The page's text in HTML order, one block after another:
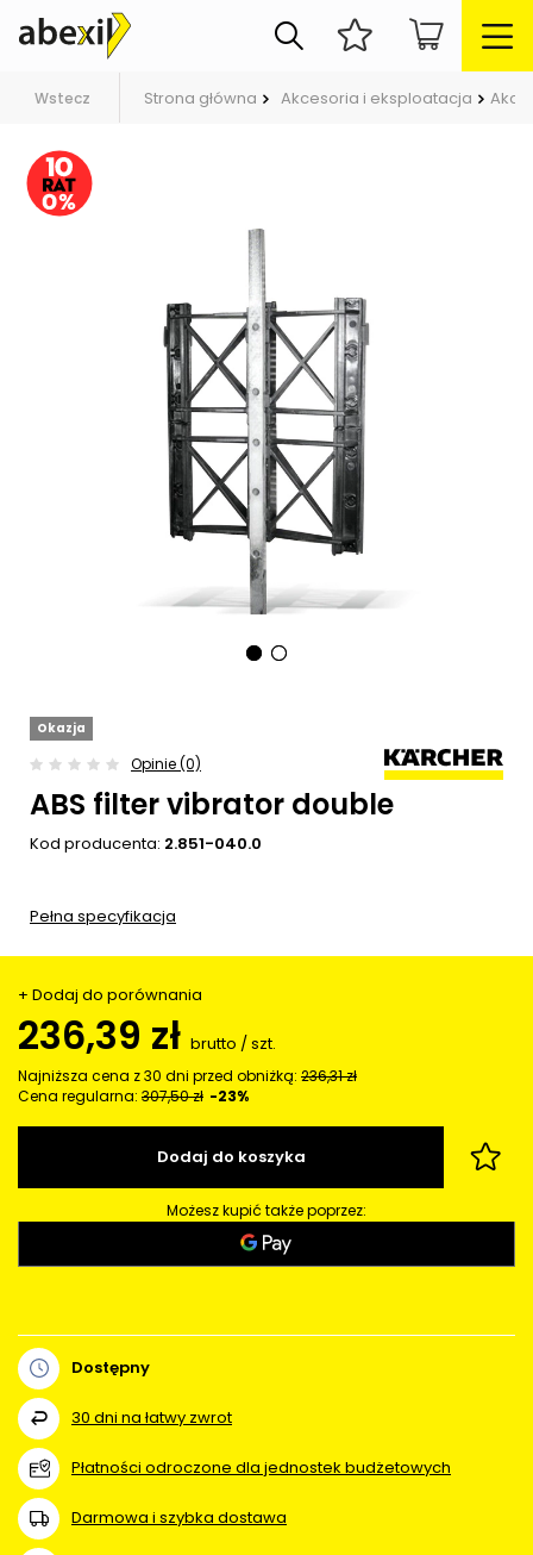
Wstecz Strona główna Akcesoria i eksploatacja
Okazja
Opinie (0)
ABS filter vibrator double
Kod producenta: 2.851-040.0
Pełna specyfikacja
+ Dodaj do porównania
236,39 zł brutto /szt.
Najniższa cena z 30 dni przed obniżką: 236,31 zł
Cena regularna: 307,50 zł -23%
Dodaj do koszyka
Możesz kupić także poprzez:
Dostępny
30 dni na łatwy zwrot
Płatności odroczone dla jednostek budżetowych
Darmowa i szybka dostawa